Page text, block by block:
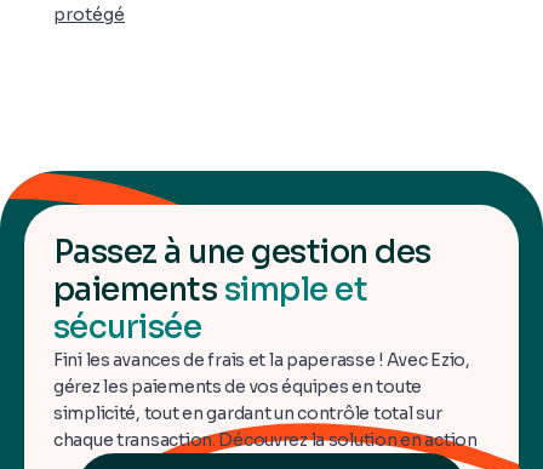
protégé
Passez à une gestion des
paiements simple et
sécurisée
Fini les avances de frais et la paperasse ! Avec Ezio,
gérez les paiements de vos équipes en toute
simplicité, tout en gardant un contrôle total sur
chaque transaction. Découvrez la solution en action